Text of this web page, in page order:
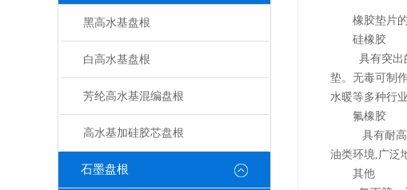
黑高水基盘根
白高水基盘根
芳纶高水基混编盘根
高水基加硅胶芯盘根
石墨盘根
橡胶垫片
硅橡胶
具有突出
垫。无毒可制
水暖等多种行
氟橡胶
具有耐高
油类环境,广泛
其他